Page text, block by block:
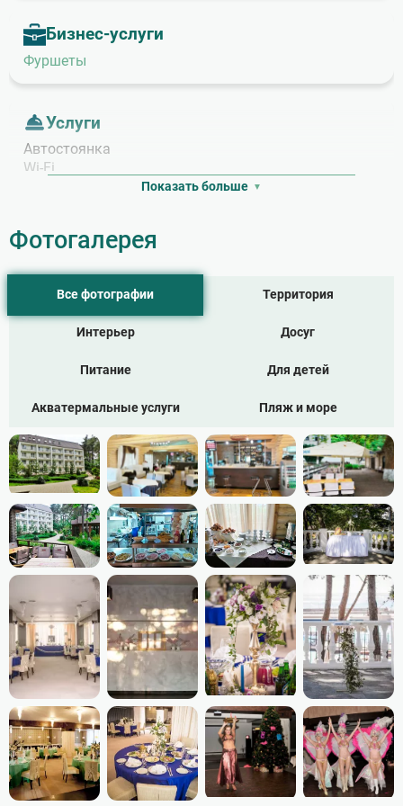
Бизнес‑услуги
Фуршеты
Услуги
Автостоянка
Wi‑Fi
Прачечная
Акватермальные услуги
Детский бассейн
Пляж
Галечный пляж
Досуг
Бильярд
Настольный теннис
Развлекательные мероприятия
Анимации
Банкеты
Экскурсионное бюро
Питание
Кафе и рестораны
Кафе
Бар
Летнее кафе
Ресторан
Показать больше
Фотогалерея
Все фотографии Территория
Интерьер Досуг
Питание Для детей
Акватермальные услуги Пляж и море